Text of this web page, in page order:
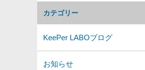
カテゴリー
KeePer LABOブログ
お知らせ